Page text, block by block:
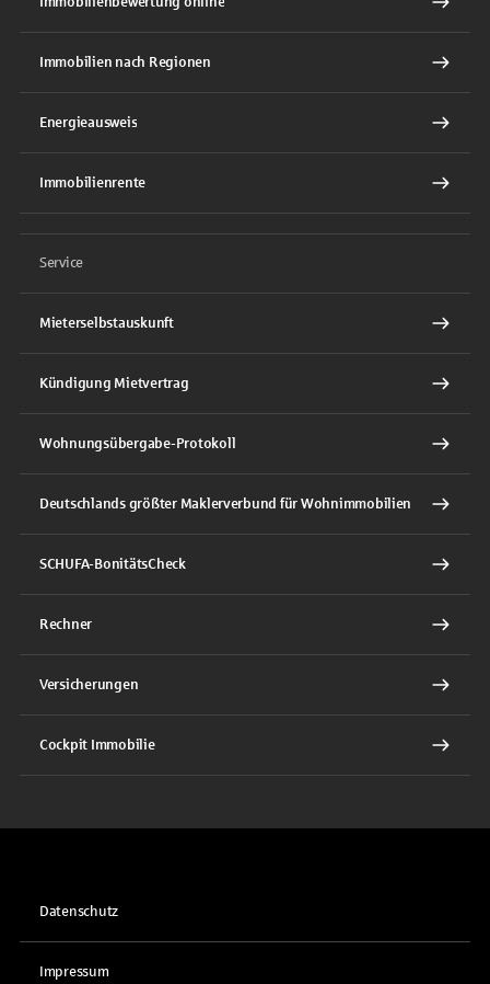
Immobilien nach Regionen
Energieausweis
Immobilienrente
Service
Mieterselbstauskunft
Kündigung Mietvertrag
Wohnungsübergabe-Protokoll
Deutschlands größter Maklerverbund für Wohnimmobilien
SCHUFA-BonitätsCheck
Rechner
Versicherungen
Cockpit Immobilie
Datenschutz
Impressum